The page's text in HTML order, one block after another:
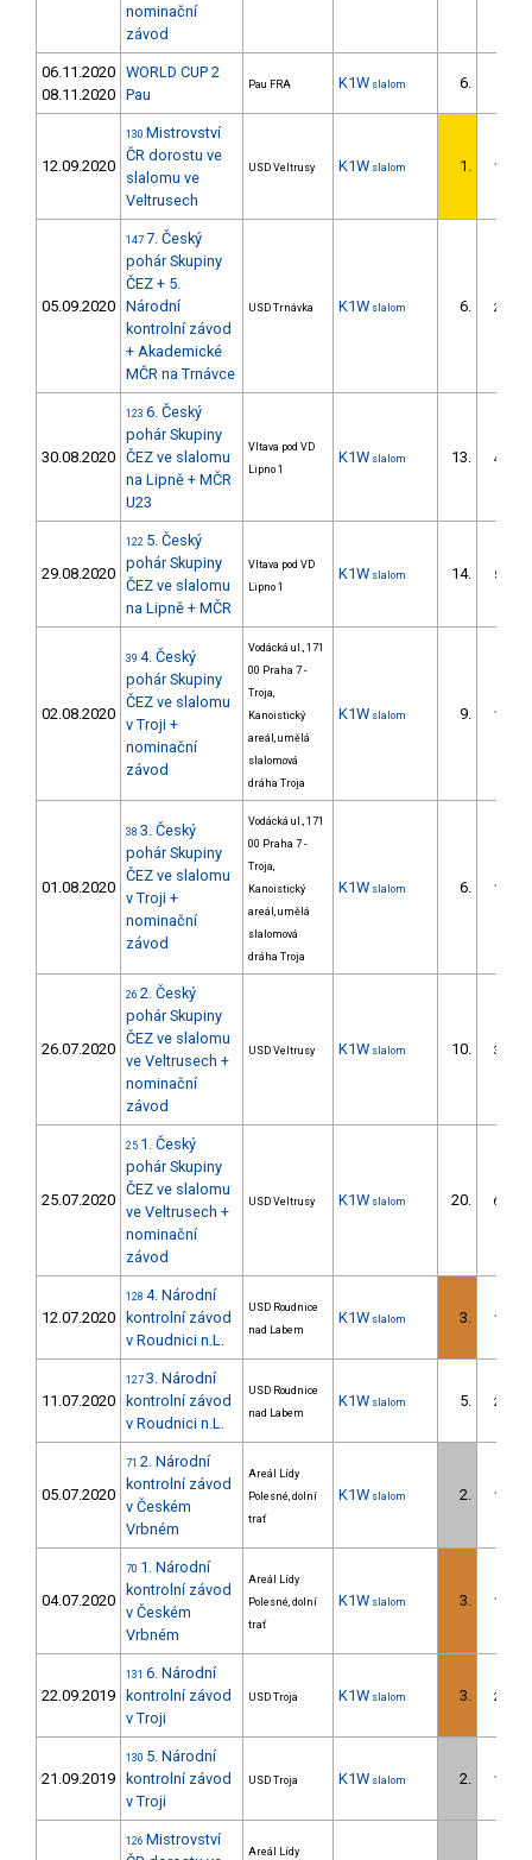
nominační
závod
06.11.2020
08.11.2020
WORLD CUP 2
Pau
Pau FRA K1W slalom 6.
12.09.2020
130 Mistrovství
ČR dorostu ve
slalomu ve
Veltrusech
USD Veltrusy K1W slalom 1. 1/DS
05.09.2020
147 7. Český
pohár Skupiny
ČEZ + 5.
Národní
kontrolní závod
+ Akademické
MČR na Trnávce
USD Trnávka K1W slalom 6. 2/DS
30.08.2020
123 6. Český
pohár Skupiny
ČEZ ve slalomu
na Lipně + MČR
U23
Vltava pod VD
Lipno 1
K1W slalom 13. 4/DS
29.08.2020
122 5. Český
pohár Skupiny
ČEZ ve slalomu
na Lipně + MČR
Vltava pod VD
Lipno 1
K1W slalom 14. 5/DS
02.08.2020
39 4. Český
pohár Skupiny
ČEZ ve slalomu
v Troji +
nominační
závod
Vodácká ul., 171
00 Praha 7 -
Troja,
Kanoistický
areál, umělá
slalomová
dráha Troja
K1W slalom 9. 1/DS
01.08.2020
38 3. Český
pohár Skupiny
ČEZ ve slalomu
v Troji +
nominační
závod
Vodácká ul., 171
00 Praha 7 -
Troja,
Kanoistický
areál, umělá
slalomová
dráha Troja
K1W slalom 6. 1/DS
26.07.2020
26 2. Český
pohár Skupiny
ČEZ ve slalomu
ve Veltrusech +
nominační
závod
USD Veltrusy K1W slalom 10. 3/DS
25.07.2020
25 1. Český
pohár Skupiny
ČEZ ve slalomu
ve Veltrusech +
nominační
závod
USD Veltrusy K1W slalom 20. 6/DS
12.07.2020
128 4. Národní
kontrolní závod
v Roudnici n.L.
USD Roudnice
nad Labem
K1W slalom 3. 1/DS
11.07.2020
127 3. Národní
kontrolní závod
v Roudnici n.L.
USD Roudnice
nad Labem
K1W slalom 5. 2/DS
05.07.2020
71 2. Národní
kontrolní závod
v Českém
Vrbném
Areál Lídy
Polesné, dolní
trať
K1W slalom 2. 1/DS
04.07.2020
70 1. Národní
kontrolní závod
v Českém
Vrbném
Areál Lídy
Polesné, dolní
trať
K1W slalom 3. 1/DS
22.09.2019
131 6. Národní
kontrolní závod
v Troji
USD Troja K1W slalom 3. 2/DS
21.09.2019
130 5. Národní
kontrolní závod
v Troji
USD Troja K1W slalom 2. 1/DS
126 Mistrovství
Areál Lídy